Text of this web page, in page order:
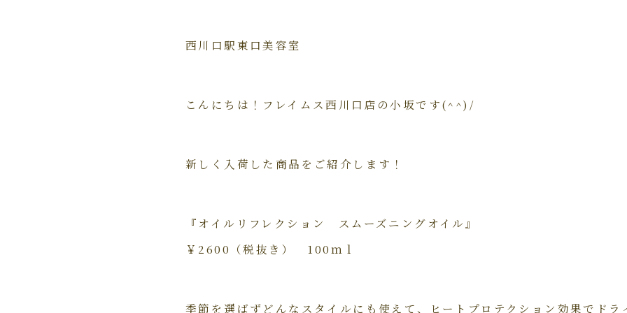
西川口駅東口美容室
こんにちは！フレイムス西川口店の小坂です(^^)/
新しく入荷した商品をご紹介します！
『オイルリフレクション スムーズニングオイル』
￥2600（税抜き） 100ｍｌ
季節を選ばずどんなスタイルにも使えて、ヒートプロテクション効果でドラ